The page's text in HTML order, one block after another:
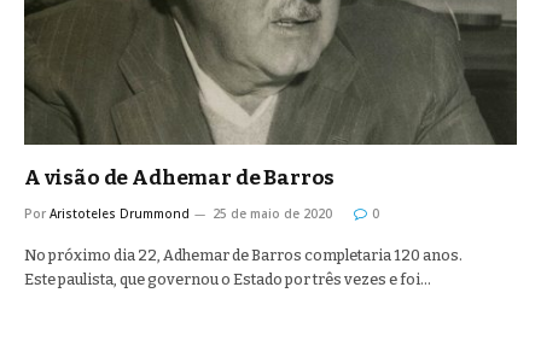
A visão de Adhemar de Barros
Por Aristoteles Drummond 25 de maio de 2020 0
No próximo dia 22, Adhemar de Barros completaria 120 anos.
Este paulista, que governou o Estado por três vezes e foi…